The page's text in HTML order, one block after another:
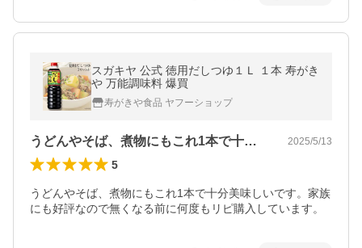
スガキヤ 公式 徳用だしつゆ１Ｌ １本 寿がき
や 万能調味料 爆買
寿がきや食品 ヤフーショップ
うどんやそば、煮物にもこれ1本で十分美… 2025/5/13
5
うどんやそば、煮物にもこれ1本で十分美味しいです。家族
にも好評なので無くなる前に何度もリピ購入しています。